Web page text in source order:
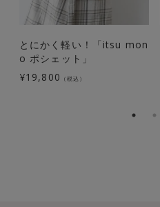
とにかく軽い！「itsu mon
o ポシェット」
¥19,800 （税込）